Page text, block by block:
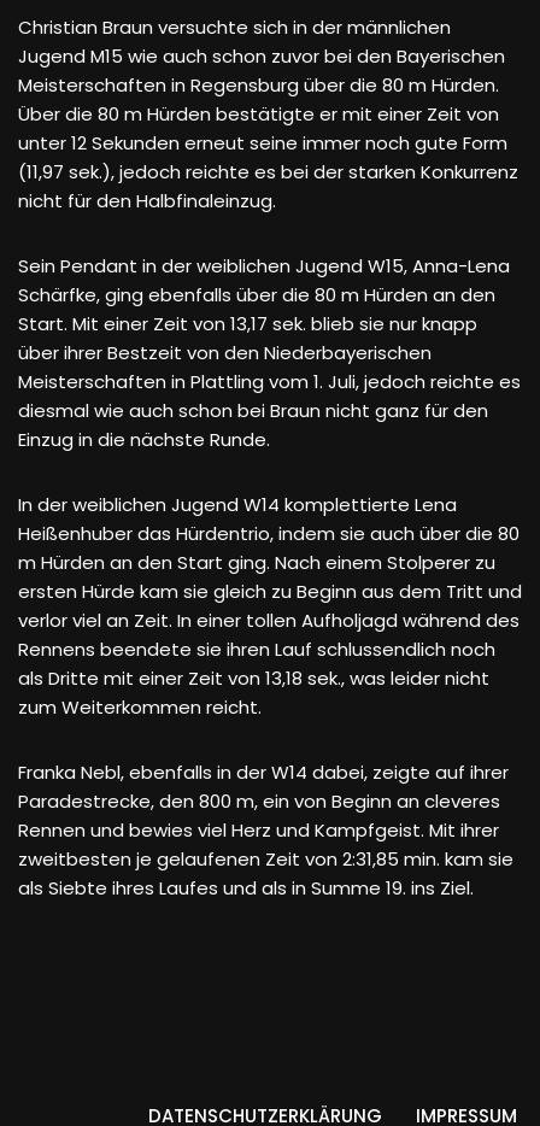
Christian Braun versuchte sich in der männlichen
Jugend M15 wie auch schon zuvor bei den Bayerischen
Meisterschaften in Regensburg über die 80 m Hürden.
Über die 80 m Hürden bestätigte er mit einer Zeit von
unter 12 Sekunden erneut seine immer noch gute Form
(11,97 sek.), jedoch reichte es bei der starken Konkurrenz
nicht für den Halbfinaleinzug.
Sein Pendant in der weiblichen Jugend W15, Anna-Lena
Schärfke, ging ebenfalls über die 80 m Hürden an den
Start. Mit einer Zeit von 13,17 sek. blieb sie nur knapp
über ihrer Bestzeit von den Niederbayerischen
Meisterschaften in Plattling vom 1. Juli, jedoch reichte es
diesmal wie auch schon bei Braun nicht ganz für den
Einzug in die nächste Runde.
In der weiblichen Jugend W14 komplettierte Lena
Heißenhuber das Hürdentrio, indem sie auch über die 80
m Hürden an den Start ging. Nach einem Stolperer zu
ersten Hürde kam sie gleich zu Beginn aus dem Tritt und
verlor viel an Zeit. In einer tollen Aufholjagd während des
Rennens beendete sie ihren Lauf schlussendlich noch
als Dritte mit einer Zeit von 13,18 sek., was leider nicht
zum Weiterkommen reicht.
Franka Nebl, ebenfalls in der W14 dabei, zeigte auf ihrer
Paradestrecke, den 800 m, ein von Beginn an cleveres
Rennen und bewies viel Herz und Kampfgeist. Mit ihrer
zweitbesten je gelaufenen Zeit von 2:31,85 min. kam sie
als Siebte ihres Laufes und als in Summe 19. ins Ziel.
DATENSCHUTZERKLÄRUNG IMPRESSUM